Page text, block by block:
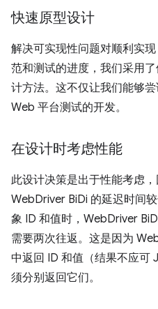
快速原型设计
解决可实现性问题对顺利实
范和测试的进度，我们采用
计方法。这不仅让我们能够
Web 平台测试的开发。
在设计时考虑性能
此设计决策是出于性能考虑，
WebDriver BiDi 的延迟时间
象 ID 和值时，WebDriver
需要两次往返。这是因为
中返回 ID 和值（结果不应可
须分别返回它们。